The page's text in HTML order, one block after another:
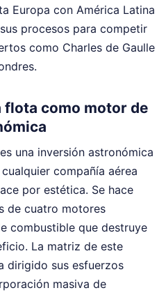
Europa con América Latina
procesos para competir
como Charles de Gaulle
flota como motor de
una inversión astronómica
compañía aérea
por estética. Se hace
de cuatro motores
combustible que destruye
La matriz de este
dirigido sus esfuerzos
masiva de